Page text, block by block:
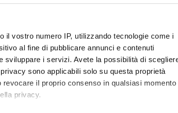
il vostro numero IP, utilizzando tecnologie come i
al fine di pubblicare annunci e contenuti
sviluppare i servizi. Avete la possibilità di
sono applicabili solo su questa proprietà
il proprio consenso in qualsiasi momento
privacy.